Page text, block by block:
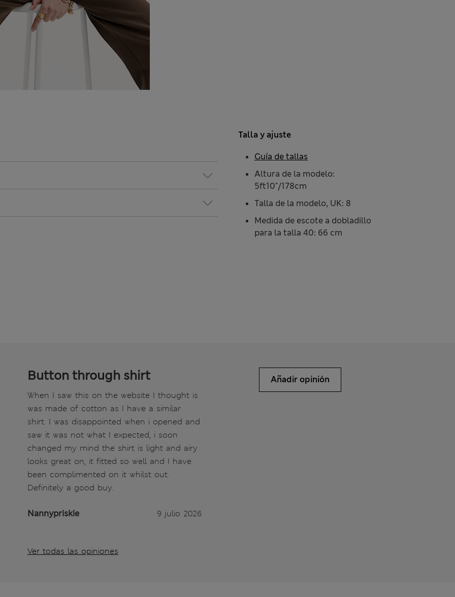
Talla y ajuste
Altura de la modelo:
5ft10"/178cm
Talla de la modelo, UK: 8
Medida de escote a dobladillo
para la talla 40: 66 cm
Guía de tallas
Button through shirt
When I saw this on the website I thought is
was made of cotton as I have a similar
shirt. I was disappointed when i opened and
saw it was not what I expected, i soon
changed my mind the shirt is light and airy
looks great on, it fitted so well and I have
been complimented on it whilst out.
Definitely a good buy.
Nannypriskie 9 julio 2026
Ver todas las opiniones
Añadir opinión